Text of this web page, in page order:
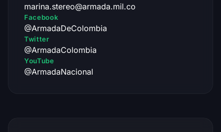
marina.stereo@armada.mil.co
Facebook
@ArmadaDeColombia
Twitter
@ArmadaColombia
YouTube
@ArmadaNacional